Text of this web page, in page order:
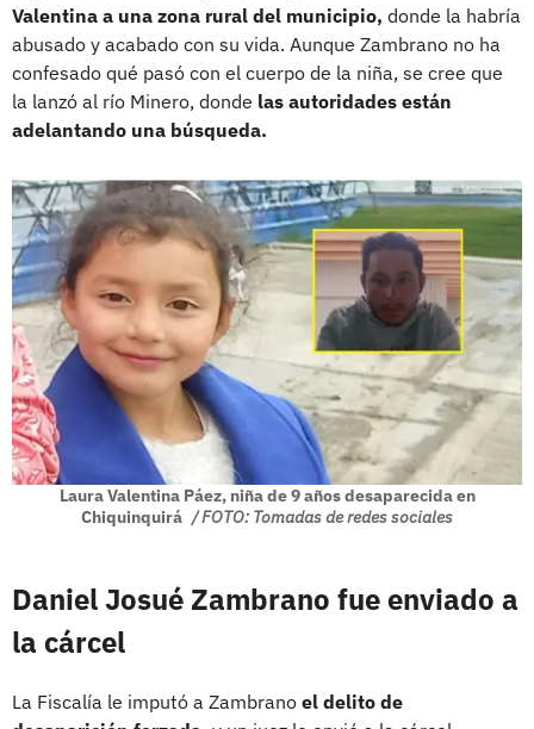
Valentina a una zona rural del municipio, donde la habría
abusado y acabado con su vida. Aunque Zambrano no ha
confesado qué pasó con el cuerpo de la niña, se cree que
la lanzó al río Minero, donde las autoridades están
adelantando una búsqueda.
Laura Valentina Páez, niña de 9 años desaparecida en
Chiquinquirá / FOTO: Tomadas de redes sociales
Daniel Josué Zambrano fue enviado a
la cárcel
La Fiscalía le imputó a Zambrano el delito de